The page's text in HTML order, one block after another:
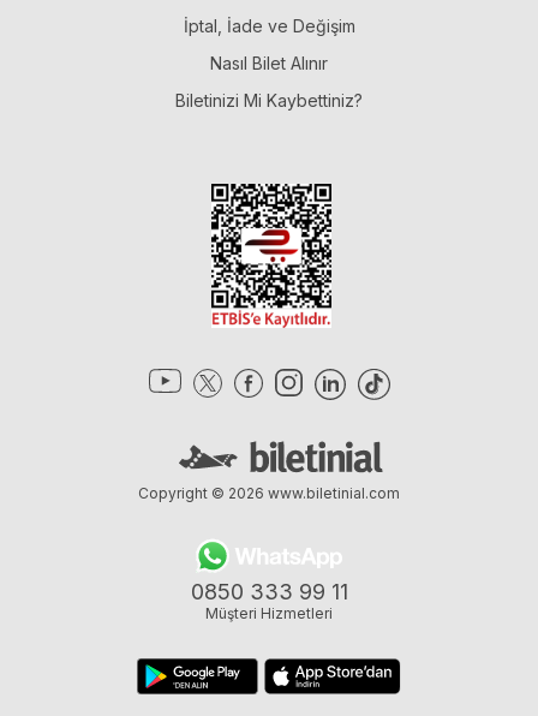
İptal, İade ve Değişim
Nasıl Bilet Alınır
Biletinizi Mi Kaybettiniz?
0850 333 99 11
Müşteri Hizmetleri
Copyright © 2026 www.biletinial.com